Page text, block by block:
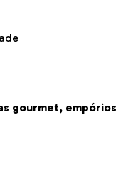
gourmet, empórios